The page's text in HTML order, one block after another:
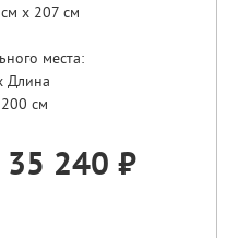
x 207 см
места:
Длина
см
35 240 ₽